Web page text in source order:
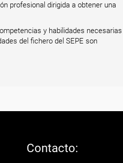
profesional dirigida a obtener una
y habilidades necesarias
del fichero del SEPE son
Contacto: